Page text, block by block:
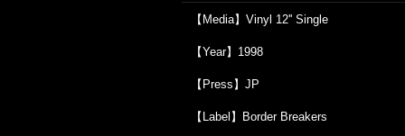
【Media】Vinyl 12'' Single
【Year】1998
【Press】JP
【Label】Border Breakers